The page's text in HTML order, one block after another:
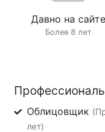
Давно на сайте
Более 8 лет
Облицовщик
лет)